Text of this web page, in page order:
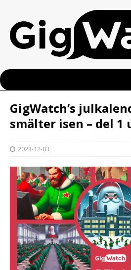
GigWatch’s
smälter isen – del 1
2023-12-03